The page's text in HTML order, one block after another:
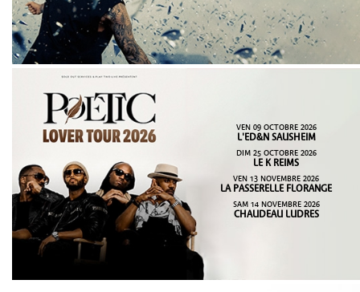
VEN 09 OCTOBRE 2026
L'ED&N SAUSHEIM
DIM 25 OCTOBRE 2026
LE K REIMS
VEN 13 NOVEMBRE 2026
LA PASSERELLE FLORANGE
SAM 14 NOVEMBRE 2026
CHAUDEAU LUDRES